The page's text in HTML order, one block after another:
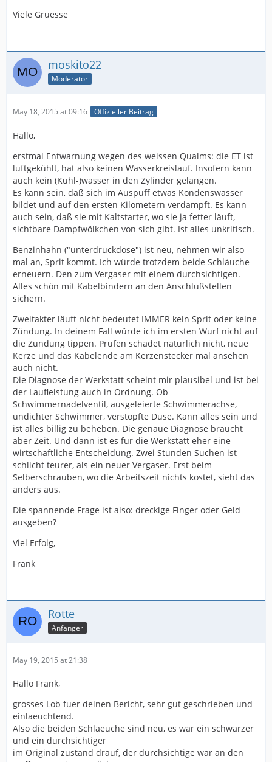
Viele Gruesse
moskito22
Moderator
May 18, 2015 at 09:16 Offizieller Beitrag
Hallo,
erstmal Entwarnung wegen des weissen Qualms: die ET ist
luftgekühlt, hat also keinen Wasserkreislauf. Insofern kann
auch kein (Kühl-)wasser in den Zylinder gelangen.
Es kann sein, daß sich im Auspuff etwas Kondenswasser
bildet und auf den ersten Kilometern verdampft. Es kann
auch sein, daß sie mit Kaltstarter, wo sie ja fetter läuft,
sichtbare Dampfwölkchen von sich gibt. Ist alles unkritisch.
Benzinhahn ("unterdruckdose") ist neu, nehmen wir also
mal an, Sprit kommt. Ich würde trotzdem beide Schläuche
erneuern. Den zum Vergaser mit einem durchsichtigen.
Alles schön mit Kabelbindern an den Anschlußstellen
sichern.
Zweitakter läuft nicht bedeutet IMMER kein Sprit oder keine
Zündung. In deinem Fall würde ich im ersten Wurf nicht auf
die Zündung tippen. Prüfen schadet natürlich nicht, neue
Kerze und das Kabelende am Kerzenstecker mal ansehen
auch nicht.
Die Diagnose der Werkstatt scheint mir plausibel und ist bei
der Laufleistung auch in Ordnung. Ob
Schwimmernadelventil, ausgeleierte Schwimmerachse,
undichter Schwimmer, verstopfte Düse. Kann alles sein und
ist alles billig zu beheben. Die genaue Diagnose braucht
aber Zeit. Und dann ist es für die Werkstatt eher eine
wirtschaftliche Entscheidung. Zwei Stunden Suchen ist
schlicht teurer, als ein neuer Vergaser. Erst beim
Selberschrauben, wo die Arbeitszeit nichts kostet, sieht das
anders aus.
Die spannende Frage ist also: dreckige Finger oder Geld
ausgeben?
Viel Erfolg,
Frank
Rotte
Anfänger
May 19, 2015 at 21:38
Hallo Frank,
grosses Lob fuer deinen Bericht, sehr gut geschrieben und
einlaeuchtend.
Also die beiden Schlaeuche sind neu, es war ein schwarzer
und ein durchsichtiger
im Original zustand drauf, der durchsichtige war an den